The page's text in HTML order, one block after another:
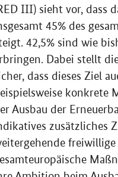
III) sieht vor, dass
45% des
42,5% sind wie
Dabei stellt
dass dieses Ziel
konkrete
Ausbau der
zusätzliches